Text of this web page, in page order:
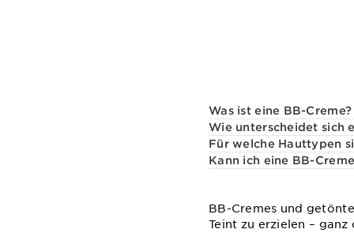
Was ist eine BB-Creme?
Wie unterscheidet sich
Für welche Hauttypen
Kann ich eine BB-
BB-Cremes und
Teint zu erzielen –